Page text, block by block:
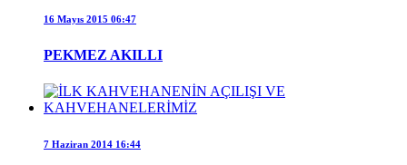
16 Mayıs 2015 06:47
PEKMEZ AKILLI
7 Haziran 2014 16:44